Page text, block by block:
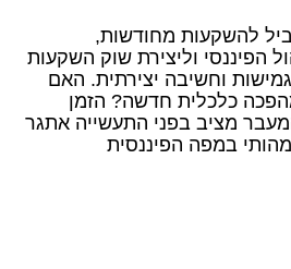
להשקעות מחודשות,
הפיננסי וליצירת שוק השקעות
וחשיבה יצירתית. האם
כלכלית חדשה? הזמן
מציב בפני התעשייה אתגר
במפה הפיננסית